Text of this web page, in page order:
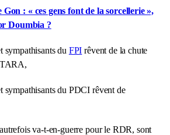
: « ces gens font de la sorcellerie »,
Doumbia ?
sympathisants du FPI rêvent de la chute
sympathisants du PDCI rêvent de
va-t-en-guerre pour le RDR, sont